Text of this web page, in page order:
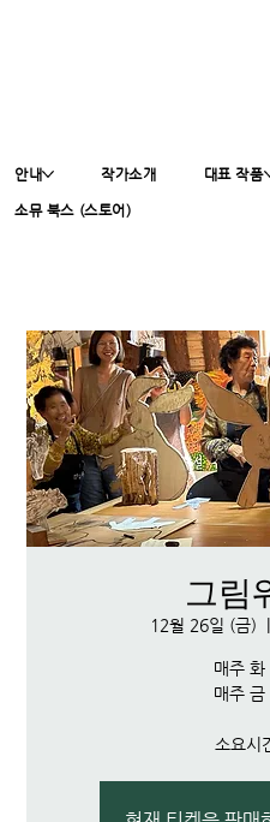
안내 작가소개 대표 작품
소뮤 북스 (스토어)
그림
12월 26일 (금)
매주
매주
소요시